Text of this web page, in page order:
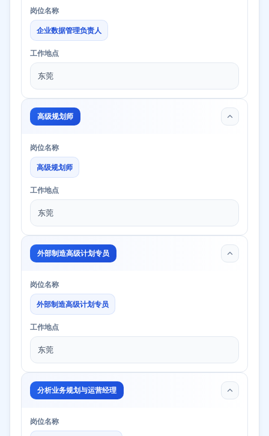
岗位名称
企业数据管理负责人
工作地点
东莞
高级规划师
岗位名称
高级规划师
工作地点
东莞
外部制造高级计划专员
岗位名称
外部制造高级计划专员
工作地点
东莞
分析业务规划与运营经理
岗位名称